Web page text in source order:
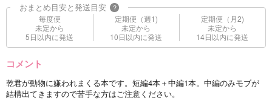
おまとめ目安と発送目安 ?
毎度便
未定から
5日以内に発送
定期便（週1)
未定から
10日以内に発送
定期便（月2)
未定から
14日以内に発送
コメント
乾君が動物に嫌われまくる本です。短編4本＋中編1本。中編のみモブが
結構出てきますので苦手な方はご注意ください。